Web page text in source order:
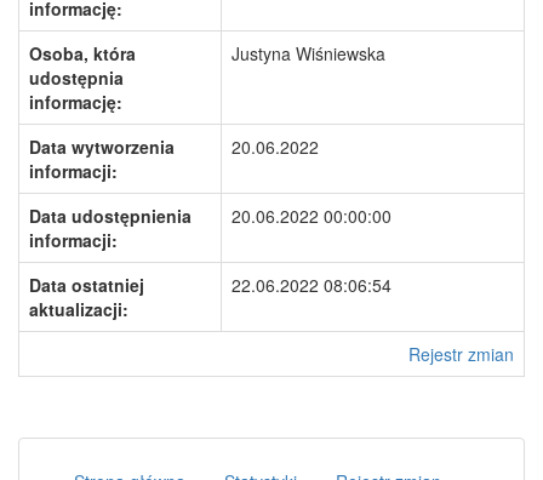
informację:
Osoba, która
udostępnia
informację:
Justyna Wiśniewska
Data wytworzenia
informacji:
20.06.2022
Data udostępnienia
informacji:
20.06.2022 00:00:00
Data ostatniej
aktualizacji:
22.06.2022 08:06:54
Rejestr zmian